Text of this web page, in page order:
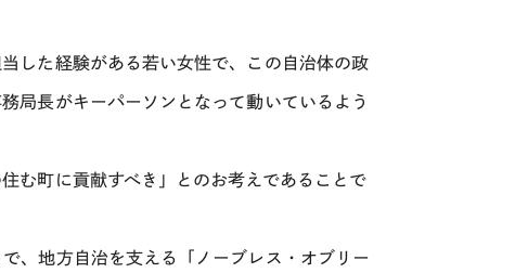
した経験がある若い女性で、この自治体の政
局長がキーパーソンとなって動いているよう
む町に貢献すべき」とのお考えであることで
、地方自治を支える「ノーブレス・オブリー